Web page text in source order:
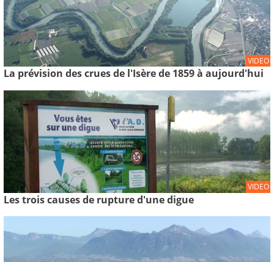
VIDEO
La prévision des crues de l'Isère de 1859 à aujourd'hui
VIDEO
Les trois causes de rupture d'une digue